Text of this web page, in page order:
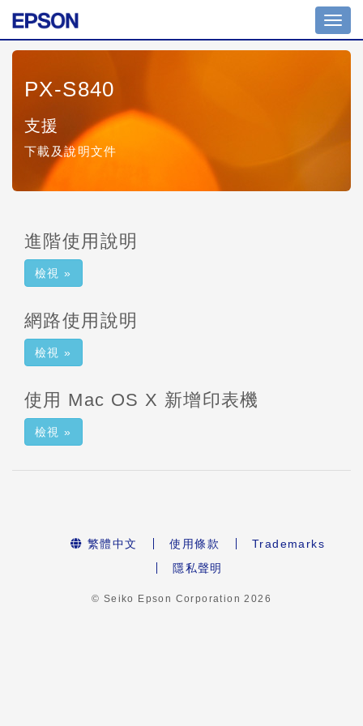
切
換
導
PX-S840
支援
下載及說明文件
進階使用說明
檢視 »
網路使用說明
檢視 »
使用 Mac OS X 新增印表機
檢視 »
繁體中文 使用條款
Trademarks
隱私聲明
© Seiko Epson Corporation2026